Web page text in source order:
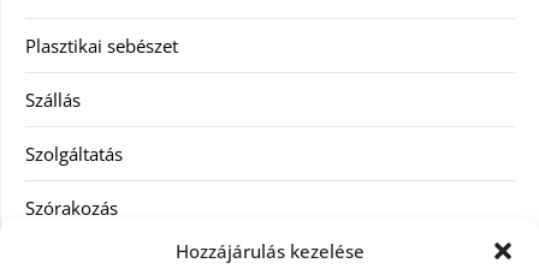
Hozzájárulás kezelése
Plasztikai sebészet
Szállás
Szolgáltatás
Szórakozás